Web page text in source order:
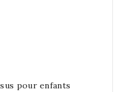
pour enfants